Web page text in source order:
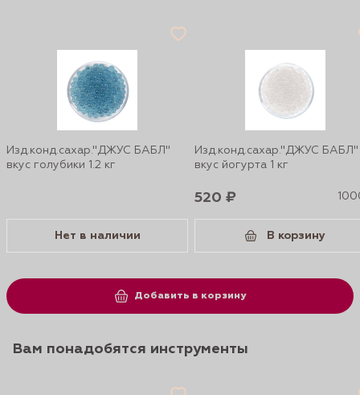
Изд.конд.сахар."ДЖУС БАБЛ"
вкус голубики 1.2 кг
Нет в наличии
Изд.конд.сахар."ДЖУС БАБЛ"
вкус йогурта 1 кг
520 ₽
В корзину
Добавить в корзину
Вам понадобятся инструменты